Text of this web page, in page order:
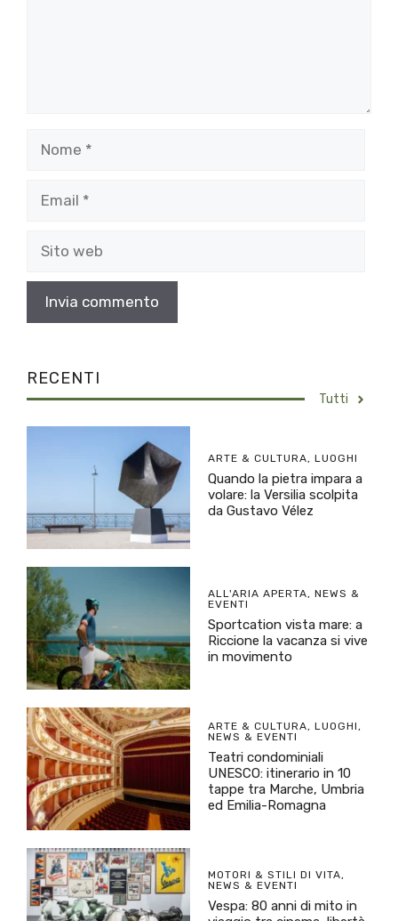
RECENTI
Tutti
ARTE & CULTURA, LUOGHI
Quando la pietra impara a
volare: la Versilia scolpita
da Gustavo Vélez
ALL'ARIA APERTA, NEWS &
EVENTI
Sportcation vista mare: a
Riccione la vacanza si vive
in movimento
ARTE & CULTURA, LUOGHI ,
NEWS & EVENTI
Teatri condominiali
UNESCO: itinerario in 10
tappe tra Marche, Umbria
ed Emilia-Romagna
MOTORI & STILI DI VITA,
NEWS & EVENTI
Vespa: 80 anni di mito in